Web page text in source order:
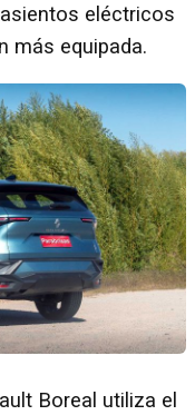
eléctricos
más equipada.
Boreal utiliza el